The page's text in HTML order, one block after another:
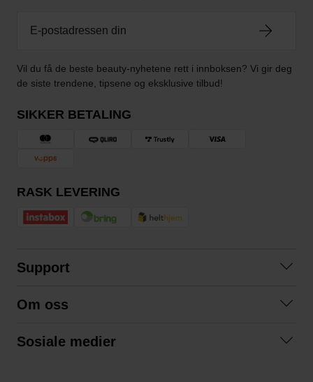
Vil du få de beste beauty-nyhetene rett i innboksen? Vi gir deg
de siste trendene, tipsene og eksklusive tilbud!
SIKKER BETALING
RASK LEVERING
Support
Kjøpsvilkår
Om oss
Sosiale medier